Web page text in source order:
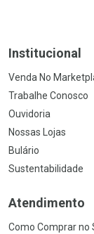
Institucional
Venda No
Trabalhe Conosco
Ouvidoria
Nossas Lojas
Bulário
Sustentabilidade
Atendimento
Como Comprar no